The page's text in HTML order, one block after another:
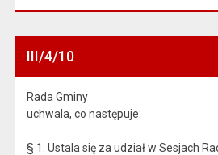
III/4/10
Rada Gminy
uchwala, co następuje:
§ 1. Ustala się za udział w Sesjach